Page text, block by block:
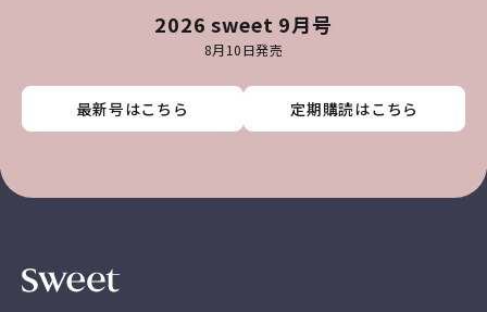
2026 sweet 9月号
8月10日発売
最新号はこちら 定期購読はこちら
最新号はこちら 定期購読はこちら
最新号はこちら 定期購読はこちら
最新号はこちら 定期購読はこちら